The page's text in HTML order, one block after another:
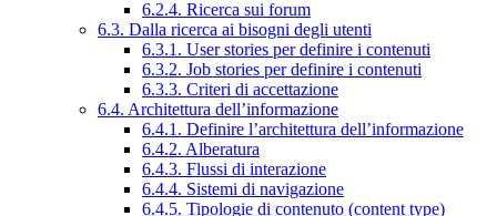
6.2.4. Ricerca sui forum
6.3. Dalla ricerca ai bisogni degli utenti
6.3.1. User stories per definire i contenuti
6.3.2. Job stories per definire i contenuti
6.3.3. Criteri di accettazione
6.4. Architettura dell’informazione
6.4.1. Definire l’architettura dell’informazione
6.4.2. Alberatura
6.4.3. Flussi di interazione
6.4.4. Sistemi di navigazione
6.4.5. Tipologie di contenuto (content type)